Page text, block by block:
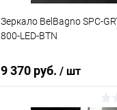
Зеркало BelBagno SPC-
800-LED-BTN
9 370 руб. / шт